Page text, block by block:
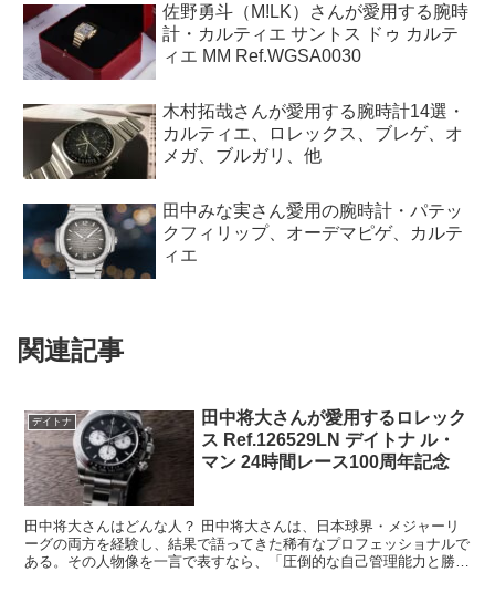
佐野勇斗（M!LK）さんが愛用する腕時
計・カルティエ サントス ドゥ カルテ
ィエ MM Ref.WGSA0030
木村拓哉さんが愛用する腕時計14選・
カルティエ、ロレックス、ブレゲ、オ
メガ、ブルガリ、他
田中みな実さん愛用の腕時計・パテッ
クフィリップ、オーデマピゲ、カルテ
ィエ
関連記事
デイトナ
田中将大さんが愛用するロレック
ス Ref.126529LN デイトナ ル・
マン 24時間レース100周年記念
田中将大さんはどんな人？ 田中将大さんは、日本球界・メジャーリ
ーグの両方を経験し、結果で語ってきた稀有なプロフェッショナルで
ある。その人物像を一言で表すなら、「圧倒的な自己管理能力と勝負